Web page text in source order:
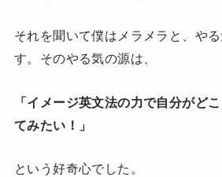
それを聞いて僕はメラメラと、や
す。そのやる気の源は、
「イメージ英文法の力で自分がど
てみたい！」
という好奇心でした。